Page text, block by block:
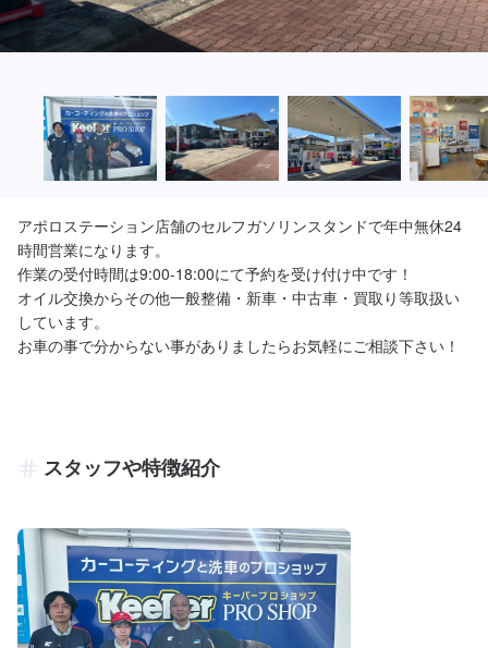
アポロステーション店舗のセルフガソリンスタンドで年中無休24
時間営業になります。
作業の受付時間は9:00-18:00にて予約を受け付け中です！
オイル交換からその他一般整備・新車・中古車・買取り等取扱い
しています。
スタッフや特徴紹介